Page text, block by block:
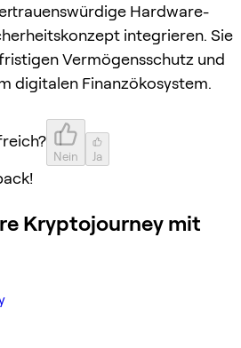
Hardware-
integrieren. Sie
Vermögensschutz und
digitalen Finanzökosystem.
Nein Ja
Kryptojourney mit